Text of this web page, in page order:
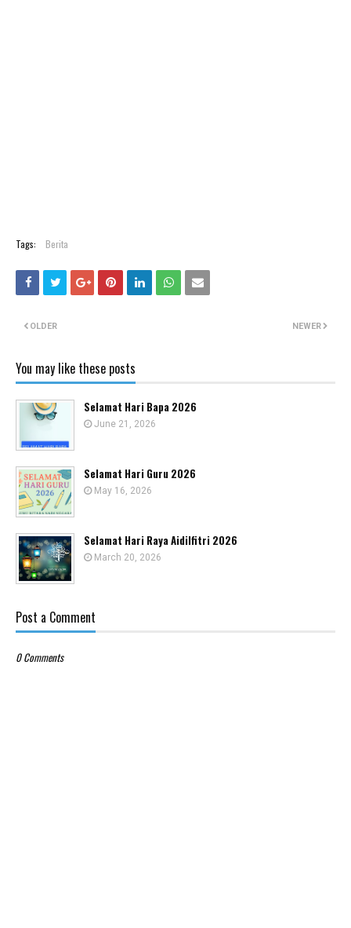
Tags: Berita
NEWER
OLDER
You may like these posts
Selamat Hari Bapa 2026
June 21, 2026
Selamat Hari Guru 2026
May 16, 2026
Selamat Hari Raya Aidilfitri 2026
March 20, 2026
Post a Comment
0 Comments